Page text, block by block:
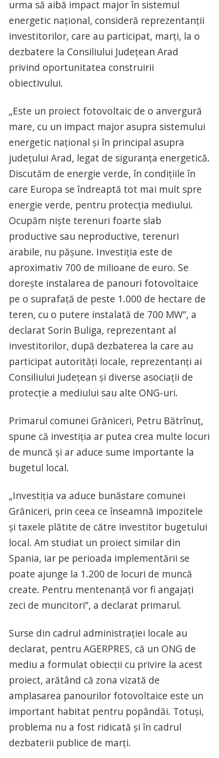
urma să aibă impact major în sistemul
energetic naţional, consideră reprezentanţii
investitorilor, care au participat, marţi, la o
dezbatere la Consiliului Judeţean Arad
privind oportunitatea construirii
obiectivului.
„Este un proiect fotovoltaic de o anvergură
mare, cu un impact major asupra sistemului
energetic naţional şi în principal asupra
judeţului Arad, legat de siguranţa energetică.
Discutăm de energie verde, în condiţiile în
care Europa se îndreaptă tot mai mult spre
energie verde, pentru protecţia mediului.
Ocupăm nişte terenuri foarte slab
productive sau neproductive, terenuri
arabile, nu păşune. Investiţia este de
aproximativ 700 de milioane de euro. Se
doreşte instalarea de panouri fotovoltaice
pe o suprafaţă de peste 1.000 de hectare de
teren, cu o putere instalată de 700 MW”, a
declarat Sorin Buliga, reprezentant al
investitorilor, după dezbaterea la care au
participat autorităţi locale, reprezentanţi ai
Consiliului Judeţean şi diverse asociaţii de
protecţie a mediului sau alte ONG-uri.
Primarul comunei Grăniceri, Petru Bătrînuţ,
spune că investiţia ar putea crea multe locuri
de muncă şi ar aduce sume importante la
bugetul local.
„Investiţia va aduce bunăstare comunei
Grăniceri, prin ceea ce înseamnă impozitele
şi taxele plătite de către investitor bugetului
local. Am studiat un proiect similar din
Spania, iar pe perioada implementării se
poate ajunge la 1.200 de locuri de muncă
create. Pentru mentenanţă vor fi angajaţi
zeci de muncitori”, a declarat primarul.
Surse din cadrul administraţiei locale au
declarat, pentru AGERPRES, că un ONG de
mediu a formulat obiecţii cu privire la acest
proiect, arătând că zona vizată de
amplasarea panourilor fotovoltaice este un
important habitat pentru popândăi. Totuşi,
problema nu a fost ridicată şi în cadrul
dezbaterii publice de marţi.